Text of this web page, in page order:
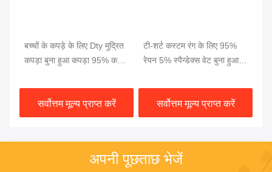
बच्चों के कपड़े के लिए Dty मुद्रित
कपड़ा बुना हुआ कपड़ा 95% कपास
सर्वोत्तम मूल्य प्राप्त करें
टी-शर्ट कस्टम रंग के लिए 95%
रेयन 5% स्पैन्डेक्स वेट बुना हुआ
सर्वोत्तम मूल्य प्राप्त करें
अपनी पूछताछ भेजें